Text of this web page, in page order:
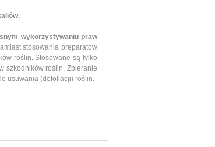
wykorzystywaniu praw
stosowania preparatów
roślin. Stosowane są tylko
szkodników roślin. Zbieranie
usuwania (defoliacji) roślin.